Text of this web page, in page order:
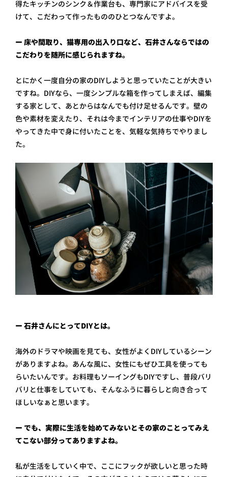
得たキッチンのシンク＆作業台も、専門家にアドバイスを受
けて、こだわって作ったもののひとつなんですよ。
ー 床や間取り、猫専用の出入り口など、石井さんならではの
こだわりを随所に感じられますね。
とにかく一度自分の家のDIYしようと思っていたことが大きい
ですね。DIYなら、一度シンプルな箱を作ってしまえば、編集
する家として、あとからはなんでも付け足せるんです。壁の
色や素材を変えたり、それは今までインテリアの仕事やDIYを
やってきた中で身に付いたことを、気軽な気持ちでやりまし
た。
ー 石井さんにとってDIYとは。
海外のドラマや映画を見ても、女性がよくDIYしているシーン
がありますよね。あんな風に、女性にもぜひ工具を使っても
らいたいんです。お料理もソーイングもDIYですし、普段バリ
バリと仕事をしていても、そんなふうに暮らしと向き合って
ほしいなぁと思います。
ー でも、実際に生活を始めてみないとその家のことってみえ
てこない部分ってありますよね。
私が生活をしていく中で、ここにフックが欲しいと思った時